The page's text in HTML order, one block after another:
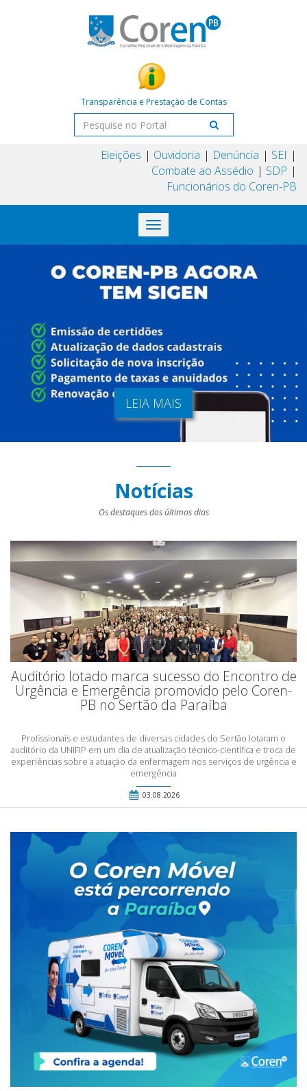
Transparência e Prestação de Contas
Eleições Ouvidoria Denúncia
SEI
Combate ao Assédio
SDP
Funcionários do Coren-PB
Toggle
navigation
LEIA MAIS
Notícias
Os destaques dos últimos dias
Auditório lotado marca sucesso do Encontro de
Urgência e Emergência promovido pelo Coren-
PB no Sertão da Paraíba
Profissionais e estudantes de diversas cidades do Sertão lotaram o
auditório da UNIFIP em um dia de atualização técnico-científica e troca de
experiências sobre a atuação da enfermagem nos serviços de urgência e
emergência
03.08.2026